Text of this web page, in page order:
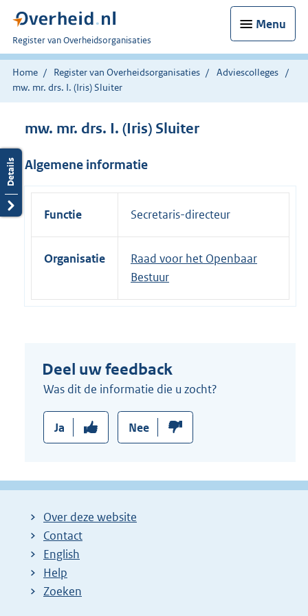
Menu
U
bent
nu
hier:
Register van Overheidsorganisaties
Home Register van Overheidsorganisaties
Adviescolleges
mw. mr. drs. I. (Iris) Sluiter
mw. mr. drs. I. (Iris) Sluiter
Algemene informatie
Functie Secretaris-directeur
Organisatie
Raad voor het Openbaar
Bestuur
Deel uw feedback
Was dit de informatie die u zocht?
Ja Nee
Over deze website
Contact
English
Help
Zoeken